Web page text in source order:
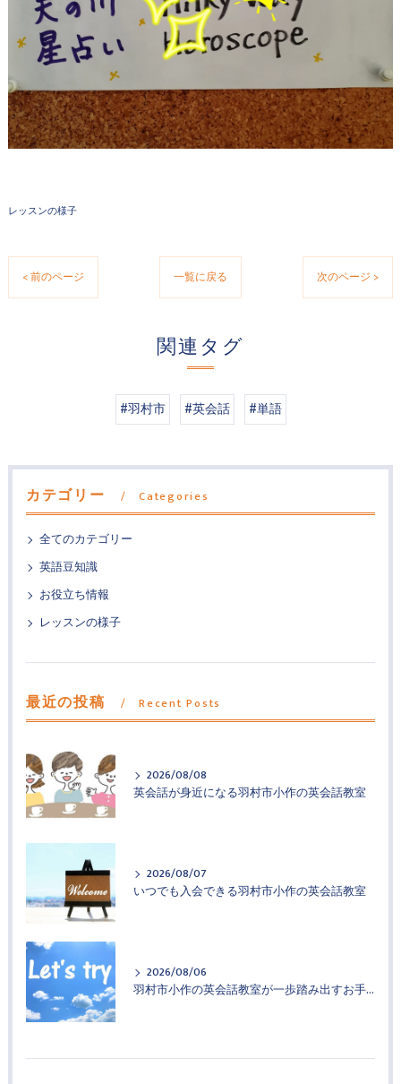
レッスンの様子
< 前のページ 一覧に戻る 次のページ >
関連タグ
#羽村市 #英会話 #単語
カテゴリー Categories
全てのカテゴリー
英語豆知識
お役立ち情報
レッスンの様子
最近の投稿 Recent Posts
2026/08/08
英会話が身近になる羽村市小作の英会話教室
2026/08/07
いつでも入会できる羽村市小作の英会話教室
2026/08/06
羽村市小作の英会話教室が一歩踏み出すお手伝い